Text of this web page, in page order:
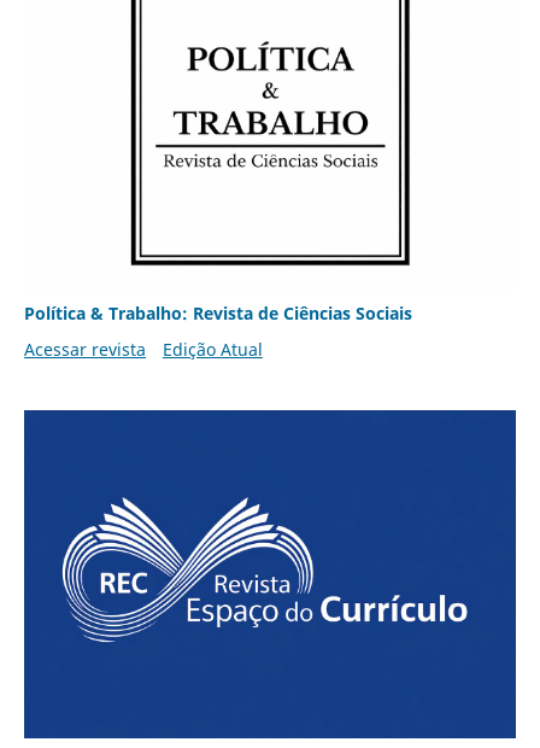
Política & Trabalho: Revista de Ciências Sociais
Acessar revista
Edição Atual